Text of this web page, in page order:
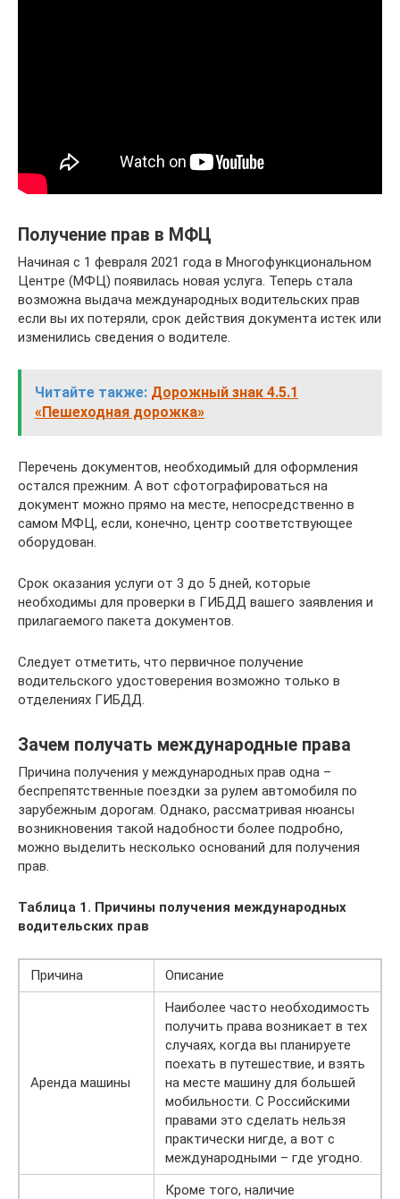
Получение прав в МФЦ
Начиная с 1 февраля 2021 года в Многофункциональном
Центре (МФЦ) появилась новая услуга. Теперь стала
возможна выдача международных водительских прав
если вы их потеряли, срок действия документа истек или
изменились сведения о водителе.
Читайте также: Дорожный знак 4.5.1
«Пешеходная дорожка»
Перечень документов, необходимый для оформления
остался прежним. А вот сфотографироваться на
документ можно прямо на месте, непосредственно в
самом МФЦ, если, конечно, центр соответствующее
оборудован.
Срок оказания услуги от 3 до 5 дней, которые
необходимы для проверки в ГИБДД вашего заявления и
прилагаемого пакета документов.
Следует отметить, что первичное получение
водительского удостоверения возможно только в
отделениях ГИБДД.
Зачем получать международные права
Причина получения у международных прав одна –
беспрепятственные поездки за рулем автомобиля по
зарубежным дорогам. Однако, рассматривая нюансы
возникновения такой надобности более подробно,
можно выделить несколько оснований для получения
прав.
Таблица 1. Причины получения международных
водительских прав
Причина Описание
Аренда машины
Наиболее часто необходимость
получить права возникает в тех
случаях, когда вы планируете
поехать в путешествие, и взять
на месте машину для большей
мобильности. С Российскими
правами это сделать нельзя
практически нигде, а вот с
международными – где угодно.
Кроме того, наличие